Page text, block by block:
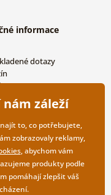
informace
dotazy
spolupráce
záleží
to, co potřebujete,
zobrazovaly reklamy,
, abychom vám
produkty podle
pomáhají zlepšit váš